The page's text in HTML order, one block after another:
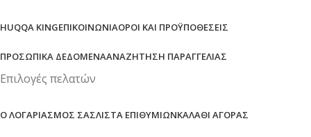
HUQQA KINGΕΠΙΚΟΙΝΩΝΊΑΌΡΟΙ ΚΑΙ ΠΡΟΫΠΟΘΈΣΕΙΣ
ΠΡΟΣΩΠΙΚΆ ΔΕΔΟΜΈΝΑΑΝΑΖΉΤΗΣΗ ΠΑΡΑΓΓΕΛΊΑΣ
Επιλογές πελατών
Ο ΛΟΓΑΡΙΑΣΜΌΣ ΣΑΣΛΊΣΤΑ ΕΠΙΘΥΜΙΏΝΚΑΛΆΘΙ ΑΓΟΡΆΣ